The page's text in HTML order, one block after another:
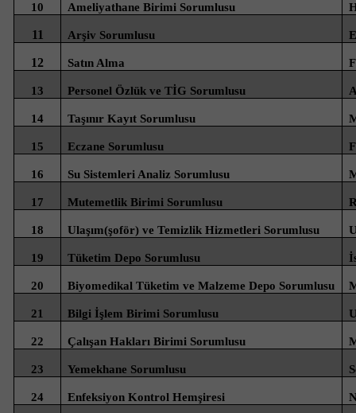
10 Ameliyathane Birimi Sorumlusu
11 Arşiv Sorumlusu
12 Satın Alma
13 Personel Özlük ve TİG Sorumlusu
14 Taşınır Kayıt Sorumlusu
15 Eczane Sorumlusu
16 Su Sistemleri Analiz Sorumlusu
17 Mutemetlik Birimi Sorumlusu
18 Ulaşım(şoför) ve Temizlik Hizmetleri Sorumlusu
19 Tüketim Depo Sorumlusu
20 Biyomedikal Tüketim ve Malzeme Depo Sorumlusu
21 Bilgi İşlem Birimi Sorumlusu
22 Çalışan Hakları Birimi Sorumlusu
23 Yemekhane Sorumlusu
24 Enfeksiyon Kontrol Hemşiresi